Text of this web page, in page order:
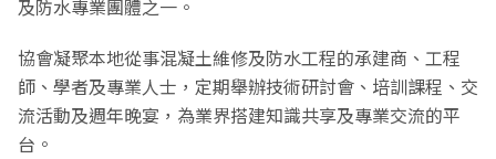
及防水專業團體之一。
協會凝聚本地從事混凝土維修及防水工程的承建商、工程
師、學者及專業人士，定期舉辦技術研討會、培訓課程、交
流活動及週年晚宴，為業界搭建知識共享及專業交流的平
台。